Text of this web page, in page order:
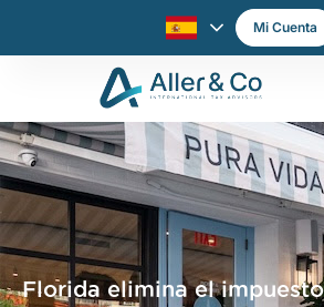
Mi Cuenta
Florida elimina el